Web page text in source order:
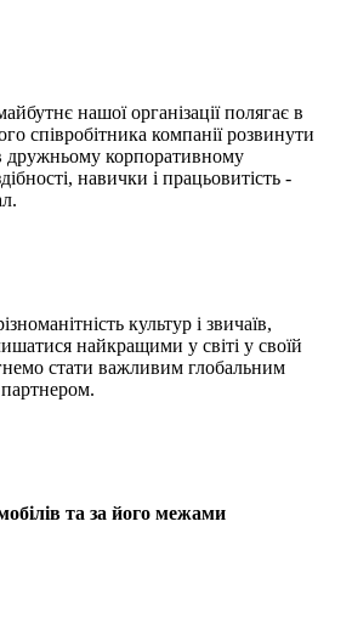
нашої організації полягає в
співробітника компанії розвинути
дружньому корпоративному
навички і працьовитість -
культур і звичаїв,
найкращими у світі у своїй
стати важливим глобальним
та за його межами